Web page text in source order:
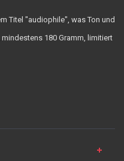
Titel "audiophile", was Ton und
180 Gramm, limitiert